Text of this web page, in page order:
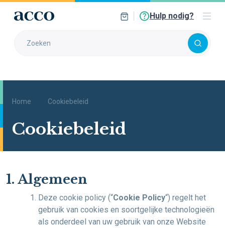
Hulp nodig?
Home Cookiebeleid
Cookiebeleid
1. Algemeen
Deze cookie policy (“Cookie Policy“) regelt het
gebruik van cookies en soortgelijke technologieën
als onderdeel van uw gebruik van onze Website